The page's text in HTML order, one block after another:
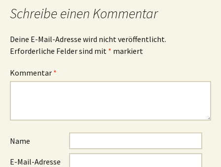
Schreibe einen Kommentar
Deine E-Mail-Adresse wird nicht veröffentlicht.
Erforderliche Felder sind mit * markiert
Kommentar *
Name
E-Mail-Adresse